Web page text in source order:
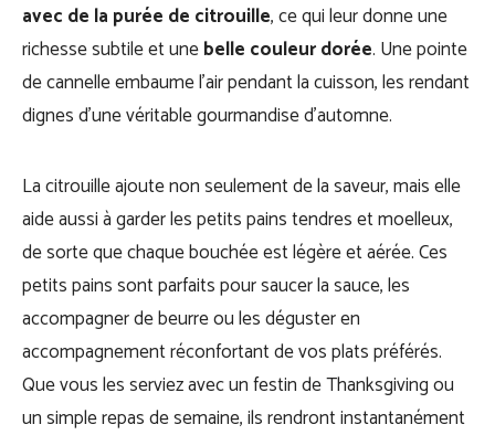
avec de la purée de citrouille, ce qui leur donne une
richesse subtile et unebelle couleur dorée. Une pointe
de cannelle embaume l’air pendant la cuisson, les rendant
dignes d’une véritable gourmandise d’automne.
La citrouille ajoute non seulement de la saveur, mais elle
aide aussi à garder les petits pains tendres et moelleux,
de sorte que chaque bouchée est légère et aérée. Ces
petits pains sont parfaits pour saucer la sauce, les
accompagner de beurre ou les déguster en
accompagnement réconfortant de vos plats préférés.
Que vous les serviez avec un festin de Thanksgiving ou
un simple repas de semaine, ils rendront instantanément